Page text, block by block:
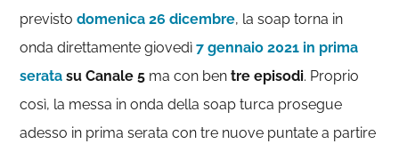
previstodomenica 26 dicembre, la soap torna in
onda direttamente giovedì7 gennaio 2021 in prima
serata su Canale 5 ma con bentre episodi. Proprio
così, la messa in onda della soap turca prosegue
adesso in prima serata con tre nuove puntate a partire